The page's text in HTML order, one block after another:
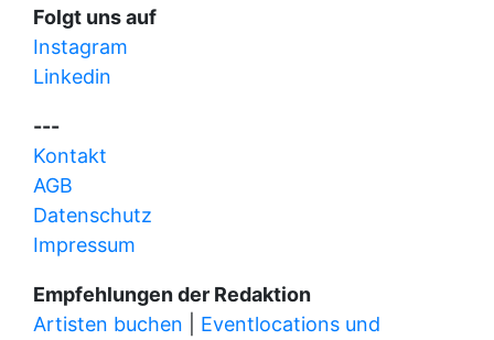
Folgt uns auf
Instagram
Linkedin
---
Kontakt
AGB
Datenschutz
Impressum
Empfehlungen der Redaktion
Artisten buchen
Eventlocations und